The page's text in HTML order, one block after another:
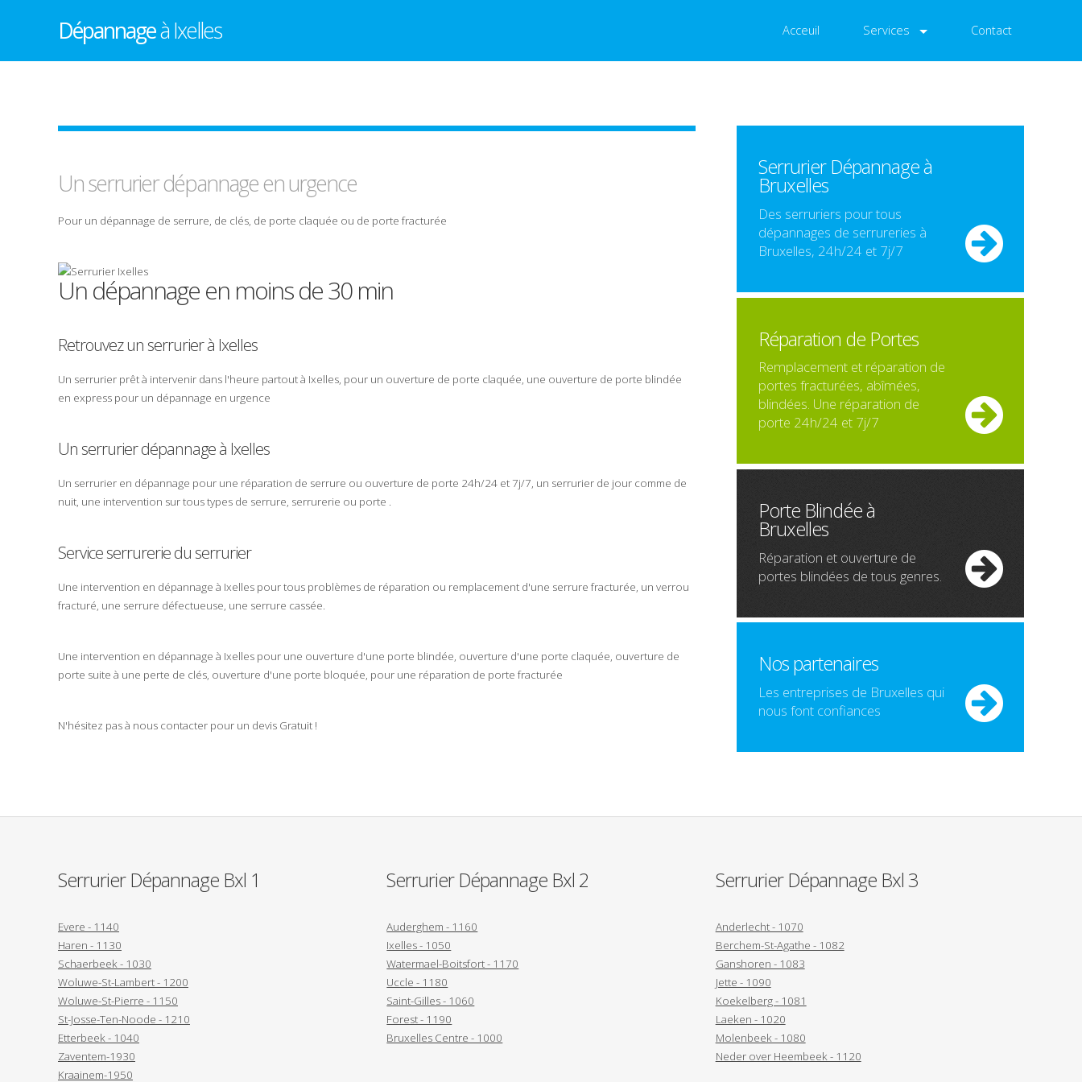
Dépannageà Ixelles Acceuil Services Contact
Un serrurierdépannageen urgence
Pour un dépannage de serrure, de clés, de porte claquée ou de porte fracturée
Un dépannage en moins de 30 min
Retrouvez un serrurier à Ixelles
Un serrurier prêt à intervenir dans l'heure partout à Ixelles, pour un ouverture de porte claquée, une ouverture de porte blindée
en express pour un dépannage en urgence
Un serrurier dépannage à Ixelles
Un serrurier en dépannage pour une réparation de serrure ou ouverture de porte 24h/24 et 7j/7, un serrurier de jour comme de
nuit, une intervention sur tous types de serrure, serrurerie ou porte .
Service serrurerie du serrurier
Une intervention en dépannage à Ixelles pour tous problèmes de réparation ou remplacement d'une serrure fracturée, un verrou
fracturé, une serrure défectueuse, une serrure cassée.
Une intervention en dépannage à Ixelles pour une ouverture d'une porte blindée, ouverture d'une porte claquée, ouverture de
porte suite à une perte de clés, ouverture d'une porte bloquée, pour une réparation de porte fracturée
N'hésitez pas à nous contacter pour un devis Gratuit !
Serrurier Dépannage à
Bruxelles
Des serruriers pour tous
dépannages de serrureries à
Bruxelles, 24h/24 et 7j/7
Réparation de Portes
Remplacement et réparation de
portes fracturées, abîmées,
blindées. Une réparation de
porte 24h/24 et 7j/7
Porte Blindée à
Bruxelles
Réparation et ouverture de
portes blindées de tous genres.
Nos partenaires
Les entreprises de Bruxelles qui
nous font confiances
Serrurier Dépannage Bxl 1
Evere - 1140
Haren - 1130
Schaerbeek - 1030
Woluwe-St-Lambert - 1200
Woluwe-St-Pierre - 1150
St-Josse-Ten-Noode - 1210
Etterbeek - 1040
Zaventem-1930
Kraainem-1950
Serrurier Dépannage Bxl 2
Auderghem - 1160
Ixelles - 1050
Watermael-Boitsfort - 1170
Uccle - 1180
Saint-Gilles - 1060
Forest - 1190
Bruxelles Centre - 1000
Serrurier Dépannage Bxl 3
Anderlecht - 1070
Berchem-St-Agathe - 1082
Ganshoren - 1083
Jette - 1090
Koekelberg - 1081
Laeken - 1020
Molenbeek - 1080
Neder over Heembeek - 1120